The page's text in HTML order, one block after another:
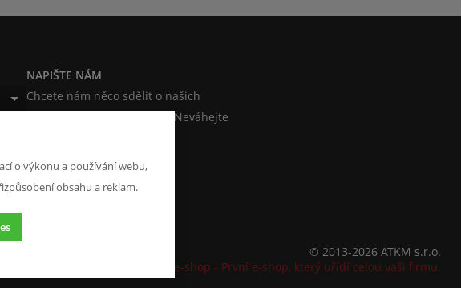
NAPIŠTE NÁM
Chcete nám něco sdělit o našich
produktech nebo e-shopu? Neváhejte
Chci napsat zprávu
© 2013-2026 ATKM s.r.o.
K2 e-shop - První e-shop, který uřídí celou vaši firmu.
o výkonu a používání webu,
obsahu a reklam.